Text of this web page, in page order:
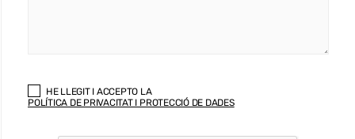
HE LLEGIT I ACCEPTO LA
POLÍTICA DE PRIVACITAT I PROTECCIÓ DE DADES